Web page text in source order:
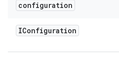
configuration
IConfiguration